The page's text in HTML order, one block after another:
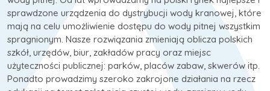
sprawdzone urządzenia do dystrybucji wody kranowej, które
mają na celu umożliwienie dostępu do wody pitnej wszystkim
spragnionym. Nasze rozwiązania zmieniają oblicza polskich
szkół, urzędów, biur, zakładów pracy oraz miejsc
użyteczności publicznej: parków, placów zabaw, skwerów itp.
Ponadto prowadzimy szeroko zakrojone działania na rzecz